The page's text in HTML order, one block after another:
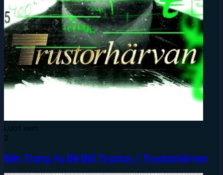
Lượt xem:
2
Bên Trong Vụ Bê Bối Trustor / Trustorhärvan